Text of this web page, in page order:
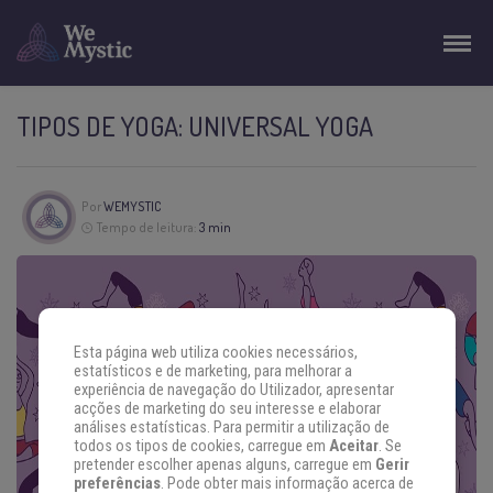
TIPOS DE YOGA: UNIVERSAL YOGA
PorWEMYSTIC
Tempo de leitura: 3 min
Esta página web utiliza cookies necessários,
estatísticos e de marketing, para melhorar a
experiência de navegação do Utilizador, apresentar
acções de marketing do seu interesse e elaborar
análises estatísticas. Para permitir a utilização de
todos os tipos de cookies, carregue em Aceitar. Se
pretender escolher apenas alguns, carregue em Gerir
preferências. Pode obter mais informação acerca de